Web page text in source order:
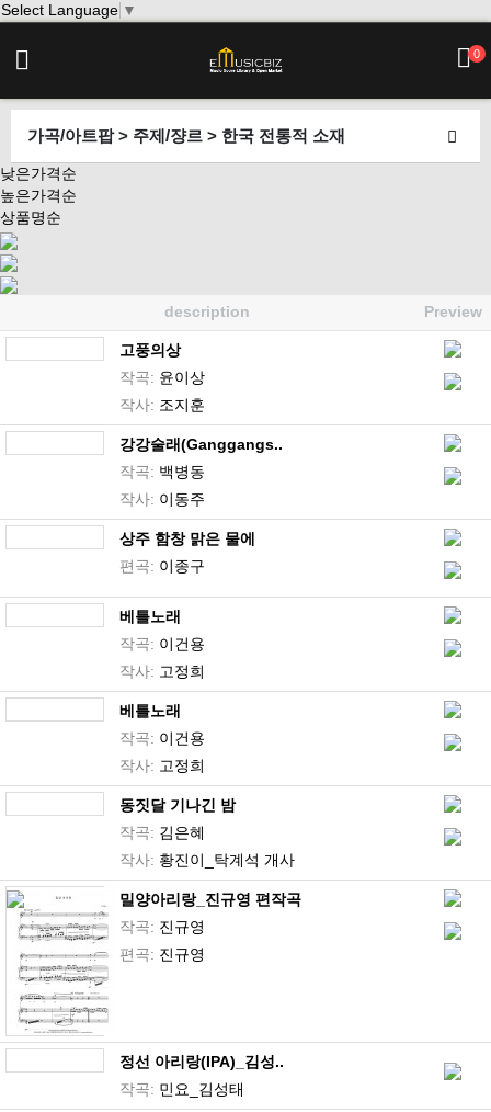
Select Language ▼
0
가곡/아트팝 > 주제/쟝르 > 한국 전통적 소재
낮은가격순
높은가격순
상품명순
description Preview
고풍의상
작곡: 윤이상
작사: 조지훈
강강술래(Ganggangs..
작곡: 백병동
작사: 이동주
상주 함창 맑은 물에
편곡: 이종구
베틀노래
작곡: 이건용
작사: 고정희
베틀노래
작곡: 이건용
작사: 고정희
동짓달 기나긴 밤
작곡: 김은혜
작사: 황진이_탁계석 개사
밀양아리랑_진규영 편작곡
작곡: 진규영
편곡: 진규영
정선 아리랑(IPA)_김성..
작곡: 민요_김성태